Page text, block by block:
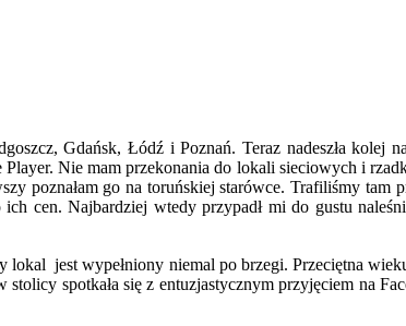
Gdańsk, Łódź i Poznań. Teraz nadeszła kolej
Nie mam przekonania do lokali sieciowych i
poznałam go na toruńskiej starówce. Trafiliśmy tam
cen. Najbardziej wtedy przypadł mi do gustu
jest wypełniony niemal po brzegi. Przeciętna
spotkała się z entuzjastycznym przyjęciem na